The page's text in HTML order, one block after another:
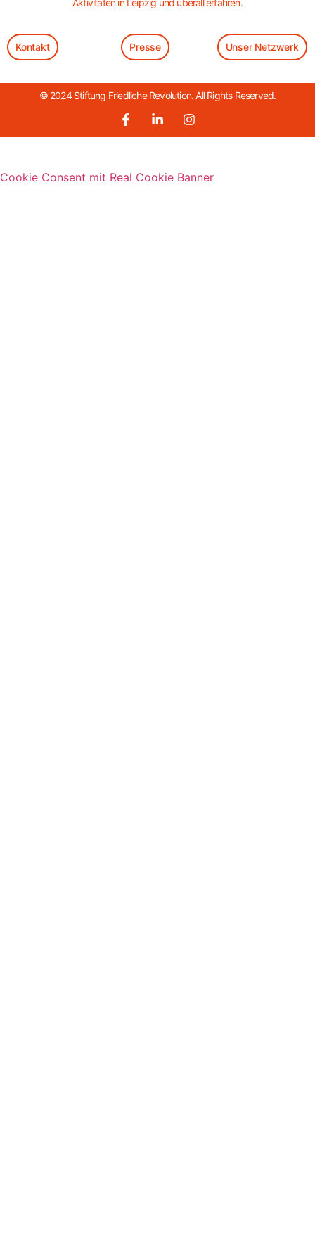
Kontakt Presse Unser Netzwerk
© 2024 Stiftung Friedliche Revolution. All Rights Reserved.
Cookie Consent mit Real Cookie Banner